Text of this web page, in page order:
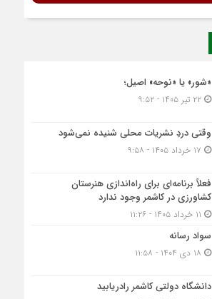
«شور» یا «نوحه» اصیل؛
۲۲ تیر ۱۴۰۵ - ۹:۵۲
وقتی دردِ نشریات محلی شنیده نمی‌شود
فعلاً برنامه‌ای برای راه‌اندازی هنرستان
کشاورزی در کاشمر وجود ندارد
سواد رسانه
دانشگاه دولتی کاشمر‌ رادریابید